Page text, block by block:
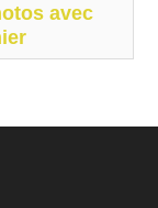
avec